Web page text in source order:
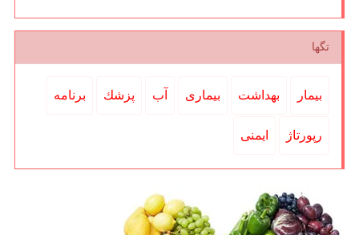
تگها
بیمار بهداشت بیماری آب پزشك برنامه
رپورتاژ ایمنی